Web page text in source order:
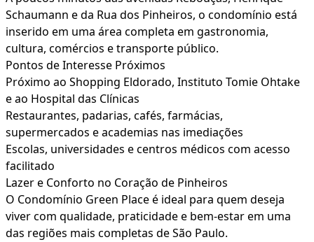
Schaumann e da Rua dos Pinheiros, o condomínio está
inserido em uma área completa em gastronomia,
cultura, comércios e transporte público.
Pontos de Interesse Próximos
Próximo ao Shopping Eldorado, Instituto Tomie Ohtake
e ao Hospital das Clínicas
Restaurantes, padarias, cafés, farmácias,
supermercados e academias nas imediações
Escolas, universidades e centros médicos com acesso
facilitado
Lazer e Conforto no Coração de Pinheiros
O Condomínio Green Place é ideal para quem deseja
viver com qualidade, praticidade e bem-estar em uma
das regiões mais completas de São Paulo.